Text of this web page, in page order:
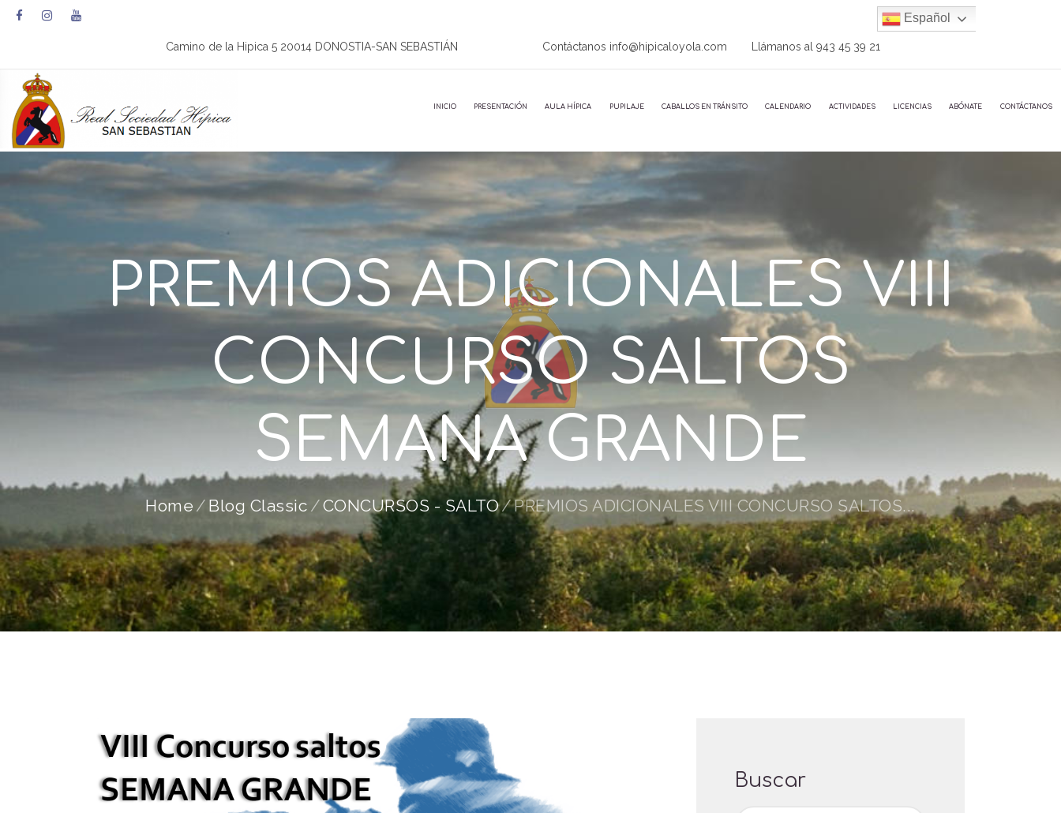
Camino de la Hipica 5 20014 DONOSTIA-SAN SEBASTIÁN Contáctanos info@hipicaloyola.com Llámanos al943 45 39 21
INICIO PRESENTACIÓN AULA HÍPICA PUPILAJE CABALLOS EN TRÁNSITO CALENDARIO ACTIVIDADES LICENCIAS ABÓNATE CONTÁCTANOS
PREMIOS ADICIONALES VIII
CONCURSO SALTOS
SEMANA GRANDE
Home Blog Classic CONCURSOS - SALTO PREMIOS ADICIONALES VIII CONCURSO SALTOS...
Buscar
Español